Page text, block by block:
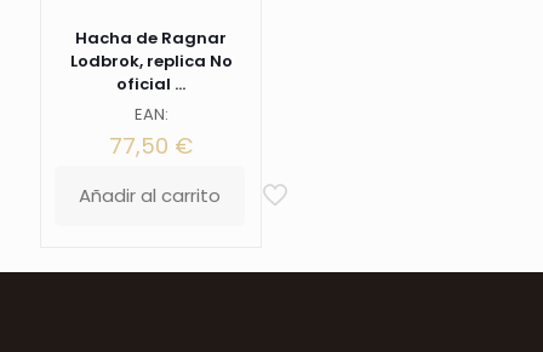
Hacha de Ragnar
Lodbrok, replica No
oficial ...
EAN:
77,50 €
Añadir al carrito